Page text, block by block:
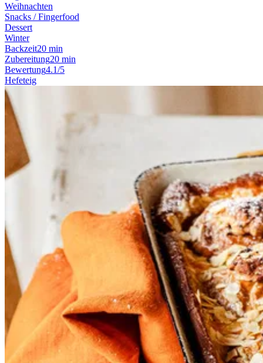
Weihnachten
Snacks / Fingerfood
Dessert
Winter
Backzeit20 min
Zubereitung20 min
Bewertung4.1/5
Hefeteig